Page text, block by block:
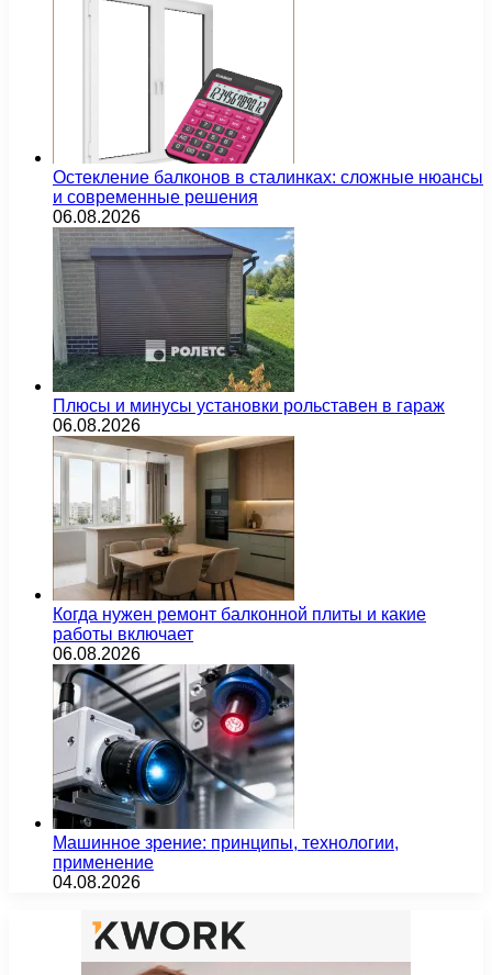
Остекление балконов в сталинках: сложные нюансы
и современные решения
06.08.2026
Плюсы и минусы установки рольставен в гараж
06.08.2026
Когда нужен ремонт балконной плиты и какие
работы включает
06.08.2026
Машинное зрение: принципы, технологии,
применение
04.08.2026